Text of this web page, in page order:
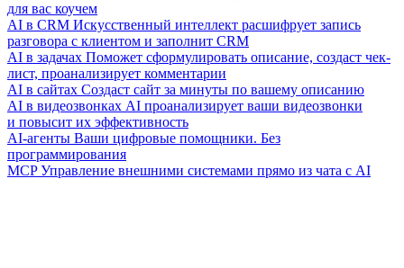
для вас коучем
AI в CRM Искусственный интеллект расшифрует запись
разговора с клиентом и заполнит CRM
AI в задачах Поможет сформулировать описание, создаст чек-
лист, проанализирует комментарии
AI в сайтах Создаст сайт за минуты по вашему описанию
AI в видеозвонках AI проанализирует ваши видеозвонки
и повысит их эффективность
AI-агенты Ваши цифровые помощники. Без
программирования
MCP Управление внешними системами прямо из чата с AI